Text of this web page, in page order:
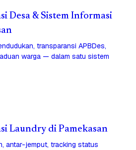
Desa & Sistem Informasi
transparansi APBDes,
warga — dalam satu sistem
Laundry di Pamekasan
antar-jemput, tracking status